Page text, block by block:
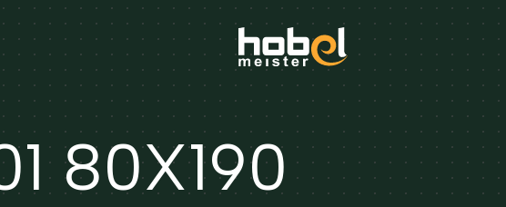
80X190